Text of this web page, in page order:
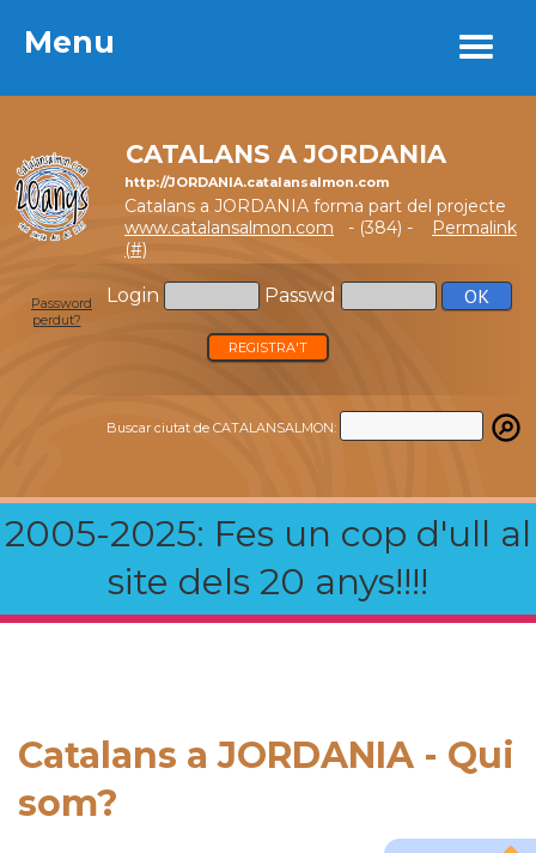
Menu
CATALANS A JORDANIA
http://JORDANIA.catalansalmon.com
Catalans a JORDANIA forma part del projecte
www.catalansalmon.com - (384) -
Permalink
(#)
Login Passwd
Password
perdut?
REGISTRA'T
Buscar ciutat de CATALANSALMON:
2005-2025: Fes un cop d'ull al
site dels 20 anys!!!!
Menu
Catalans a JORDANIA - Qui
som?